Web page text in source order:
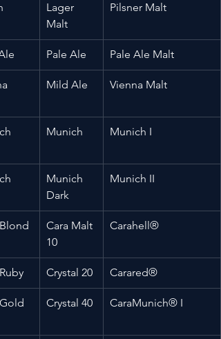
Pilsner Malt
Lager
Malt
Pale Ale Malt
Pale Ale
Vienna Malt
Mild Ale
Munich I
Munich
Munich II
Munich
Dark
Carahell®
Cara Malt
10
Carared®
Crystal 20
CaraMunich® I
Crystal 40